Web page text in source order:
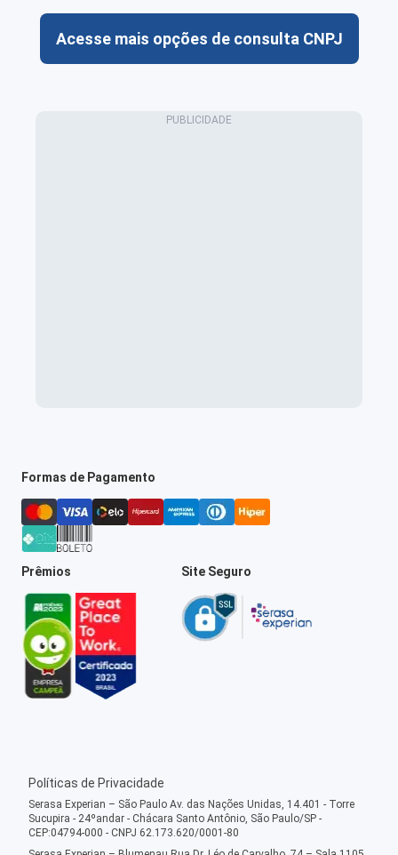
Acesse mais opções de consulta CNPJ
Formas de Pagamento
Prêmios Site Seguro
Políticas de Privacidade
Serasa Experian – São Paulo Av. das Nações Unidas, 14.401 - Torre
Sucupira - 24ºandar - Chácara Santo Antônio, São Paulo/SP -
CEP:04794-000 - CNPJ 62.173.620/0001-80